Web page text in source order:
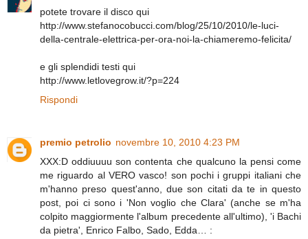
potete trovare il disco qui
http://www.stefanocobucci.com/blog/25/10/2010/le-luci-
della-centrale-elettrica-per-ora-noi-la-chiameremo-felicita/
e gli splendidi testi qui
http://www.letlovegrow.it/?p=224
Rispondi
premio petrolio novembre 10, 2010 4:23 PM
XXX:D oddiuuuu son contenta che qualcuno la pensi come
me riguardo al VERO vasco! son pochi i gruppi italiani che
m'hanno preso quest'anno, due son citati da te in questo
post, poi ci sono i 'Non voglio che Clara' (anche se m'ha
colpito maggiormente l'album precedente all'ultimo), 'i Bachi
da pietra', Enrico Falbo, Sado, Edda… :